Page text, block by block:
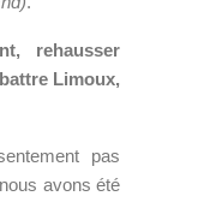
rehausser
Limoux,
pas
avons été